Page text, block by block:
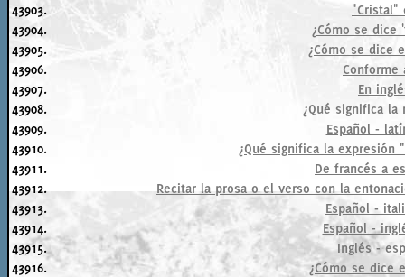
43903.
"Cristal"
43904.
¿Cómo se dice
43905.
¿Cómo se dice
43906.
Conforme
43907.
En
43908.
¿Qué significa la
43909.
Español -
43910.
¿Qué significa la expresión
43911.
De francés a
43912.
Recitar la prosa o el verso con la
43913.
Español -
43914.
Español -
43915.
Inglés -
43916.
¿Cómo se dice